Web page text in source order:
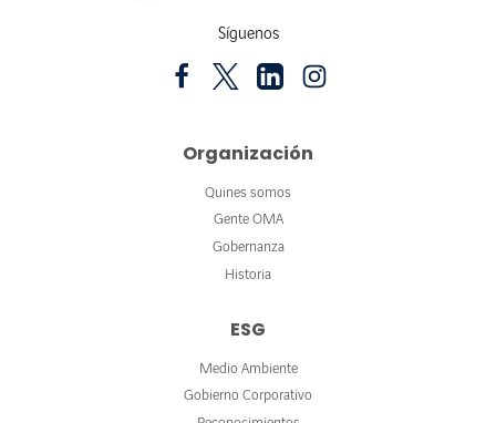
Síguenos
Organización
Quines somos
Gente OMA
Gobernanza
Historia
ESG
Medio Ambiente
Gobierno Corporativo